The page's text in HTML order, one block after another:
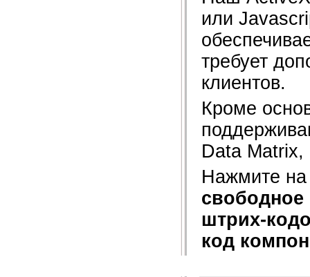
или
требует
клиентов.
Кроме
Data
Нажмите
свободное
штрих-
код